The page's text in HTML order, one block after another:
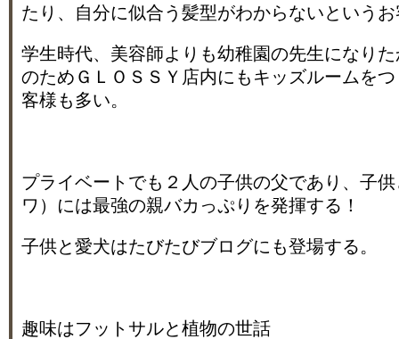
たり、自分に似合う髪型がわからないという
学生時代、美容師よりも幼稚園の先生になり
のためＧＬＯＳＳＹ店内にもキッズルームを
客様も多い。
プライベートでも２人の子供の父であり、子
ワ）には最強の親バカっぷりを発揮する！
子供と愛犬はたびたびブログにも登場する。
趣味はフットサルと植物の世話